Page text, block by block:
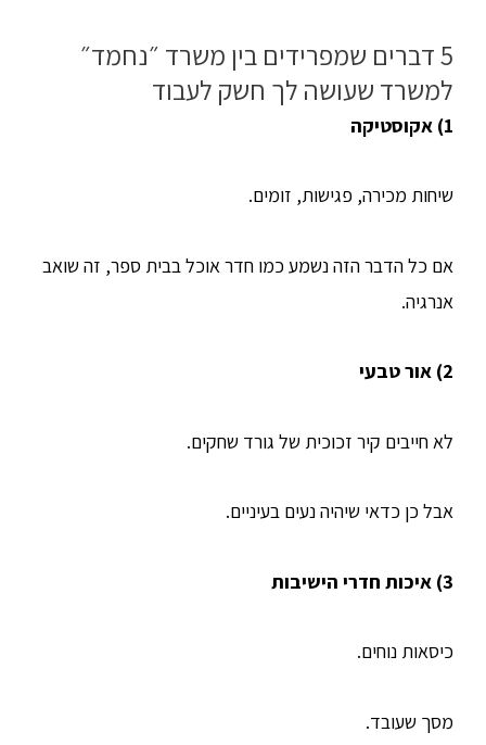
5 דברים שמפרידים בין משרד ״נחמד״
למשרד שעושה לך חשק לעבוד
1) אקוסטיקה
שיחות מכירה, פגישות, זומים.
אם כל הדבר הזה נשמע כמו חדר אוכל בבית ספר, זה שואב
אנרגיה.
2) אור טבעי
לא חייבים קיר זכוכית של גורד שחקים.
אבל כן כדאי שיהיה נעים בעיניים.
3) איכות חדרי הישיבות
כיסאות נוחים.
מסך שעובד.